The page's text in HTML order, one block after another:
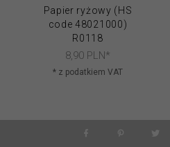
Papier ryżowy (HS
code 48021000)
R0118
8,90 PLN*
* z podatkiem VAT